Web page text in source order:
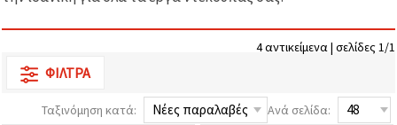
βελτιώσουμε
εμπειρία
συγκατάθεσή
αναλύουμε
4 αντικείμενα | σελίδες 1/1
ΦΊΛΤΡΑ
Ταξινόμηση κατά: Ανά σελίδα: